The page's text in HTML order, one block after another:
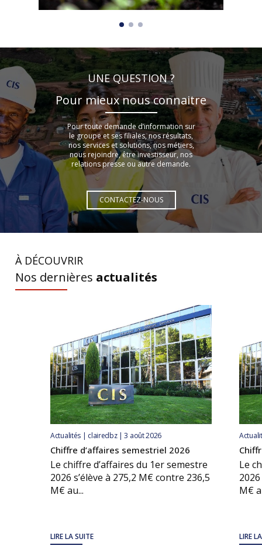
UNE QUESTION ?
Pour mieux nous connaitre
Pour toute demande d’information sur
le groupe et ses filiales, nos résultats,
nos services et solutions, nos métiers,
nous rejoindre, être investisseur, nos
relations presse ou autre demande.
CONTACTEZ-NOUS
À DÉCOUVRIR
Nos dernières actualités
Actualités | clairedbz | 3 août 2026
Chiffre d’affaires semestriel 2026
Le chiffre d’affaires du 1er semestre
2026 s’élève à 275,2 M€ contre 236,5
M€ au...
LIRE LA SUITE
Le
M€
LIRE